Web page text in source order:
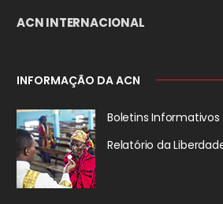
ACN INTERNACIONAL
INFORMAÇÃO DA ACN
Boletins Informativos
Relatório da